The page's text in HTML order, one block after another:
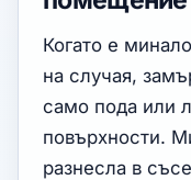
Когато е
на случая,
само пода или
повърхности.
разнесла в